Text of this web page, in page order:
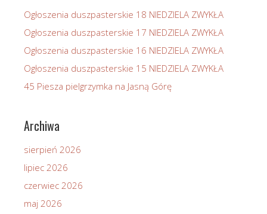
Ogłoszenia duszpasterskie 18 NIEDZIELA ZWYKŁA
Ogłoszenia duszpasterskie 17 NIEDZIELA ZWYKŁA
Ogłoszenia duszpasterskie 16 NIEDZIELA ZWYKŁA
Ogłoszenia duszpasterskie 15 NIEDZIELA ZWYKŁA
45 Piesza pielgrzymka na Jasną Górę
Archiwa
sierpień 2026
lipiec 2026
czerwiec 2026
maj 2026